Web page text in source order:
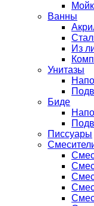
Ванны
Из
Унитазы
Биде
Писсуары